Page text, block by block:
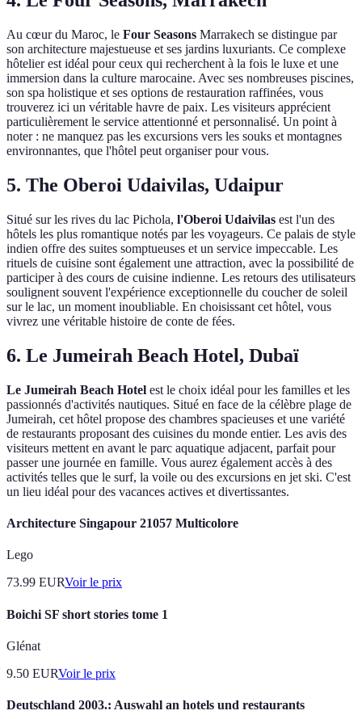
Au cœur du Maroc, le Four Seasons Marrakech se distingue par
son architecture majestueuse et ses jardins luxuriants. Ce complexe
hôtelier est idéal pour ceux qui recherchent à la fois le luxe et une
immersion dans la culture marocaine. Avec ses nombreuses piscines,
son spa holistique et ses options de restauration raffinées, vous
trouverez ici un véritable havre de paix. Les visiteurs apprécient
particulièrement le service attentionné et personnalisé. Un point à
noter : ne manquez pas les excursions vers les souks et montagnes
environnantes, que l'hôtel peut organiser pour vous.
5. The Oberoi Udaivilas, Udaipur
Situé sur les rives du lac Pichola, l'Oberoi Udaivilas est l'un des
hôtels les plus romantique notés par les voyageurs. Ce palais de style
indien offre des suites somptueuses et un service impeccable. Les
rituels de cuisine sont également une attraction, avec la possibilité de
participer à des cours de cuisine indienne. Les retours des utilisateurs
soulignent souvent l'expérience exceptionnelle du coucher de soleil
sur le lac, un moment inoubliable. En choisissant cet hôtel, vous
vivrez une véritable histoire de conte de fées.
6. Le Jumeirah Beach Hotel, Dubaï
Le Jumeirah Beach Hotel est le choix idéal pour les familles et les
passionnés d'activités nautiques. Situé en face de la célèbre plage de
Jumeirah, cet hôtel propose des chambres spacieuses et une variété
de restaurants proposant des cuisines du monde entier. Les avis des
visiteurs mettent en avant le parc aquatique adjacent, parfait pour
passer une journée en famille. Vous aurez également accès à des
activités telles que le surf, la voile ou des excursions en jet ski. C'est
un lieu idéal pour des vacances actives et divertissantes.
Architecture Singapour 21057 Multicolore
Lego
73.99 EURVoir le prix
Boichi SF short stories tome 1
Glénat
9.50 EURVoir le prix
Deutschland 2003.: Auswahl an hotels und restaurants